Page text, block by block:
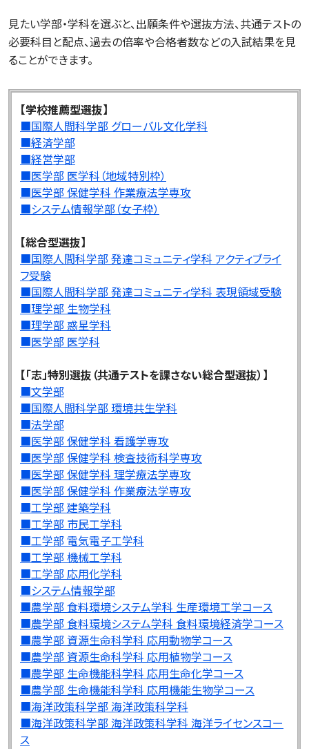
見たい学部・学科を選ぶと、出願条件や選抜方法、共通テストの
必要科目と配点、過去の倍率や合格者数などの入試結果を見
ることができます。
【学校推薦型選抜】
■国際人間科学部 グローバル文化学科
■経済学部
■経営学部
■医学部 医学科（地域特別枠）
■医学部 保健学科 作業療法学専攻
■システム情報学部（女子枠）
【総合型選抜】
■国際人間科学部 発達コミュニティ学科 アクティブライ
フ受験
■国際人間科学部 発達コミュニティ学科 表現領域受験
■理学部 生物学科
■理学部 惑星学科
■医学部 医学科
【「志」特別選抜（共通テストを課さない総合型選抜）】
■文学部
■国際人間科学部 環境共生学科
■法学部
■医学部 保健学科 看護学専攻
■医学部 保健学科 検査技術科学専攻
■医学部 保健学科 理学療法学専攻
■医学部 保健学科 作業療法学専攻
■工学部 建築学科
■工学部 市民工学科
■工学部 電気電子工学科
■工学部 機械工学科
■工学部 応用化学科
■システム情報学部
■農学部 食料環境システム学科 生産環境工学コース
■農学部 食料環境システム学科 食料環境経済学コース
■農学部 資源生命科学科 応用動物学コース
■農学部 資源生命科学科 応用植物学コース
■農学部 生命機能科学科 応用生命化学コース
■農学部 生命機能科学科 応用機能生物学コース
■海洋政策科学部 海洋政策科学科
■海洋政策科学部 海洋政策科学科 海洋ライセンスコー
ス